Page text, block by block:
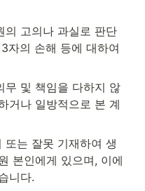
고의나 과실로 판단
자의 손해 등에 대하여
및 책임을 다하지 않
거나 일방적으로 본 계
는 잘못 기재하여 생
본인에게 있으며, 이에
니다.